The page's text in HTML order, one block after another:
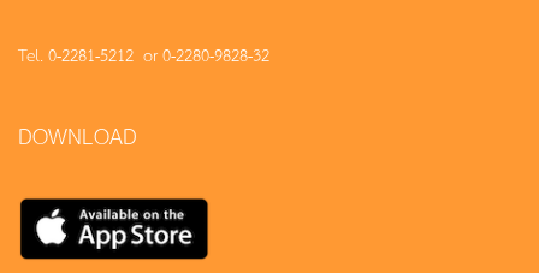
Tel. 0-2281-5212 or 0-2280-9828-32
DOWNLOAD